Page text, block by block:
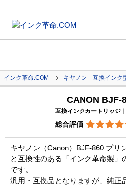
インク革命.COM キヤノン 互換インク
CANON BJF-
互換インクカートリッジ
総合評価
キヤノン（Canon）BJF-860 プリ
と互換性のある「インク革命製」
です。
汎用・互換品となりますが、純正